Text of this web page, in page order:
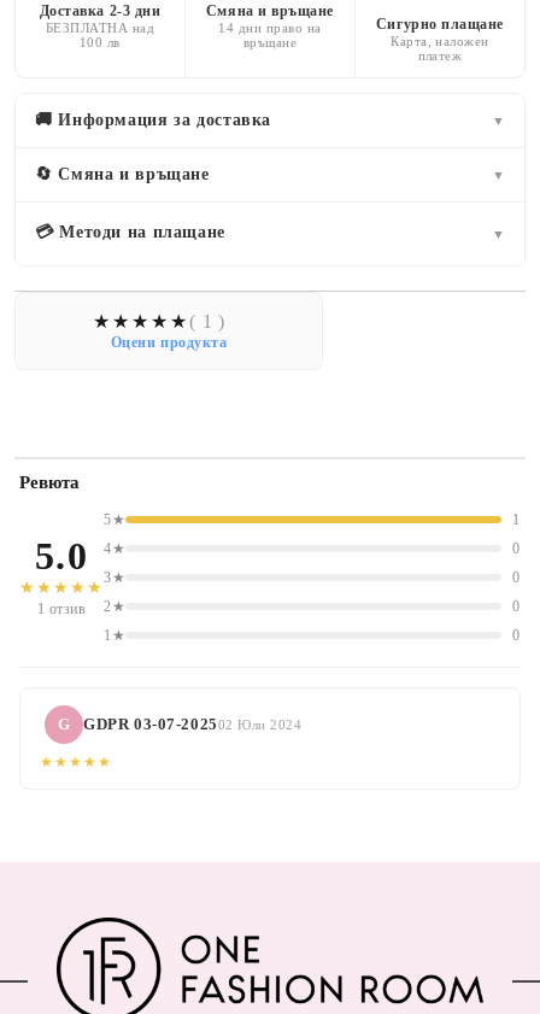
Доставка 2-3 дни
БЕЗПЛАТНА над
100 лв
Смяна и връщане
14 дни право на
връщане
Сигурно плащане
Карта, наложен
платеж
🚚 Информация за доставка ▼
🔄 Смяна и връщане ▼
💳 Методи на плащане ▼
( 1 )
Оцени продукта
Ревюта
5.0
★★★★★
1 отзив
5★
1
4★
0
3★
0
2★
0
1★
0
G GDPR 03-07-202502 Юли 2024
★★★★★